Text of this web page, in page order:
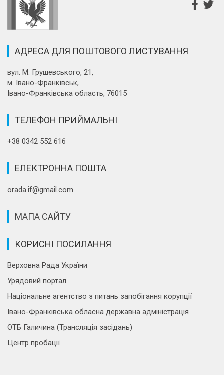
АДРЕСА ДЛЯ ПОШТОВОГО ЛИСТУВАННЯ
вул. М. Грушевського, 21,
м. Івано-Франківськ,
Івано-Франківська область, 76015
ТЕЛЕФОН ПРИЙМАЛЬНІ
+38 0342 552 616
ЕЛЕКТРОННА ПОШТА
orada.if@gmail.com
МАПА САЙТУ
КОРИСНІ ПОСИЛАННЯ
Верховна Рада України
Урядовий портал
Національне агентство з питань запобігання корупції
Івано-Франківська обласна державна адміністрація
ОТБ Галичина (Трансляція засідань)
Центр пробації